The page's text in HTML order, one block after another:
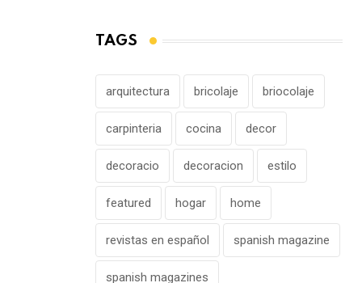
TAGS
arquitectura bricolaje briocolaje
carpinteria cocina decor
decoracio decoracion estilo
featured hogar home
revistas en español spanish magazine
spanish magazines